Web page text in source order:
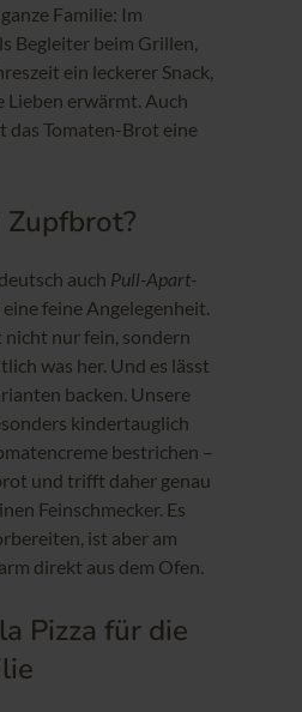
Familie: Im
Begleiter beim Grillen,
ein leckerer Snack,
Lieben erwärmt. Auch
das Tomaten-Brot eine
auch Pull-Apart-
feine Angelegenheit.
nicht nur fein, sondern
was her. Und es lässt
backen. Unsere
kindertauglich
bestrichen –
und trifft daher genau
Feinschmecker. Es
ist aber am
direkt aus dem Ofen.
Pizza für die